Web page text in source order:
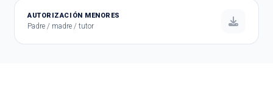
AUTORIZACIÓN MENORES
Padre / madre / tutor